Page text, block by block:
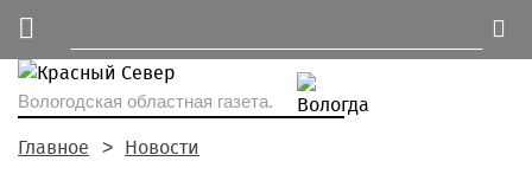
Вологодская областная газета.
Главное Новости